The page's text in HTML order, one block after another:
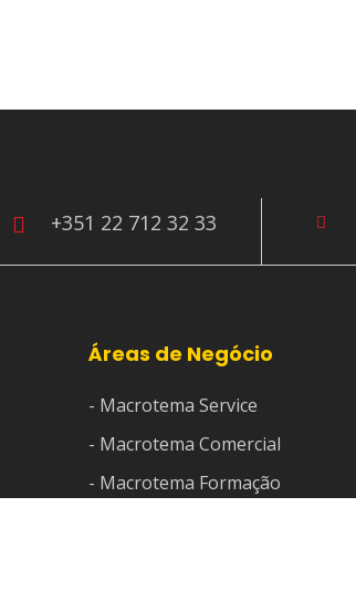
+351 22 712 32 33
Áreas de Negócio
- Macrotema Service
- Macrotema Comercial
- Macrotema Formação